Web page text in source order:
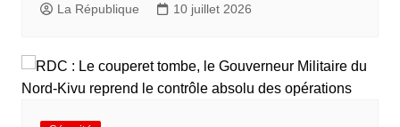
La République 10 juillet 2026